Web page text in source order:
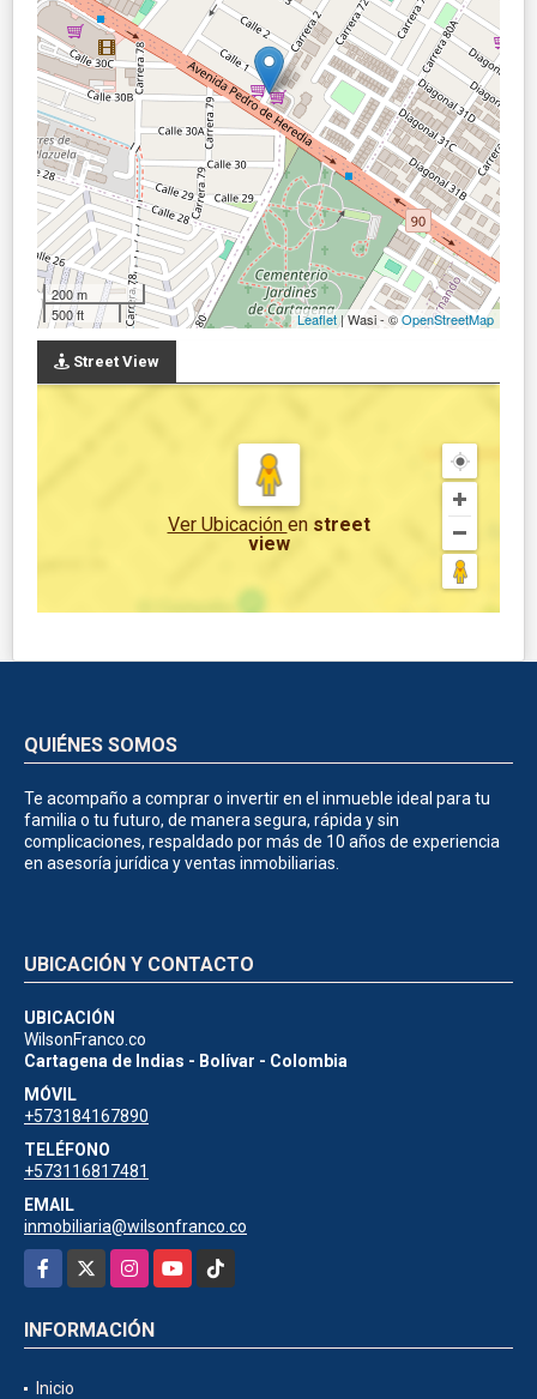
200 m
500 ft
Leaflet | Wasi - ©OpenStreetMap
Street View
Ver Ubicación en street
view
QUIÉNES SOMOS
Te acompaño a comprar o invertir en el inmueble ideal para tu
familia o tu futuro, de manera segura, rápida y sin
complicaciones, respaldado por más de 10 años de experiencia
en asesoría jurídica y ventas inmobiliarias.
UBICACIÓN Y CONTACTO
UBICACIÓN
WilsonFranco.co
Cartagena de Indias - Bolívar - Colombia
MÓVIL
+573184167890
TELÉFONO
+573116817481
EMAIL
inmobiliaria@wilsonfranco.co
Facebook
InstagramYouTubeTikTok
INFORMACIÓN
Inicio